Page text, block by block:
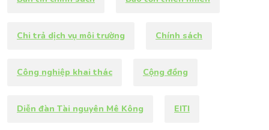
Chi trả dịch vụ môi trường Chính sách
Công nghiệp khai thác Cộng đồng
Diễn đàn Tài nguyên Mê Kông EITI